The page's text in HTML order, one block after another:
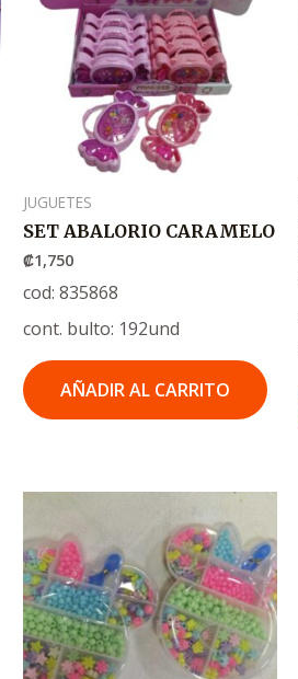
JUGUETES
SET ABALORIO CARAMELO
₡1,750
cod: 835868
cont. bulto: 192und
AÑADIR AL CARRITO